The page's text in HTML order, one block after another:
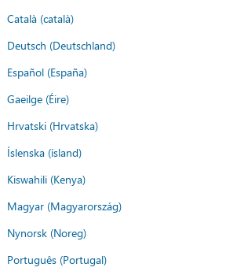
Català (català)
Deutsch (Deutschland)
Español (España)
Gaeilge (Éire)
Hrvatski (Hrvatska)
Íslenska (ísland)
Kiswahili (Kenya)
Magyar (Magyarország)
Nynorsk (Noreg)
Português (Portugal)